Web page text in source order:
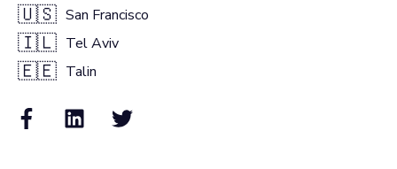
🇺🇸 San Francisco
🇮🇱 Tel Aviv
🇪🇪 Talin